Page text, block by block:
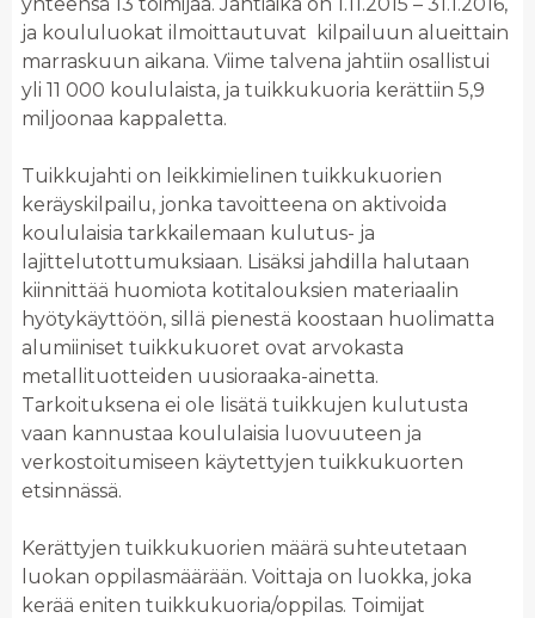
ja koululuokat ilmoittautuvat kilpailuun alueittain
marraskuun aikana. Viime talvena jahtiin osallistui
yli 11 000 koululaista, ja tuikkukuoria kerättiin 5,9
miljoonaa kappaletta.
Tuikkujahti on leikkimielinen tuikkukuorien
keräyskilpailu, jonka tavoitteena on aktivoida
koululaisia tarkkailemaan kulutus- ja
lajittelutottumuksiaan. Lisäksi jahdilla halutaan
kiinnittää huomiota kotitalouksien materiaalin
hyötykäyttöön, sillä pienestä koostaan huolimatta
alumiiniset tuikkukuoret ovat arvokasta
metallituotteiden uusioraaka-ainetta.
Tarkoituksena ei ole lisätä tuikkujen kulutusta
vaan kannustaa koululaisia luovuuteen ja
verkostoitumiseen käytettyjen tuikkukuorten
etsinnässä.
Kerättyjen tuikkukuorien määrä suhteutetaan
luokan oppilasmäärään. Voittaja on luokka, joka
kerää eniten tuikkukuoria/oppilas. Toimijat